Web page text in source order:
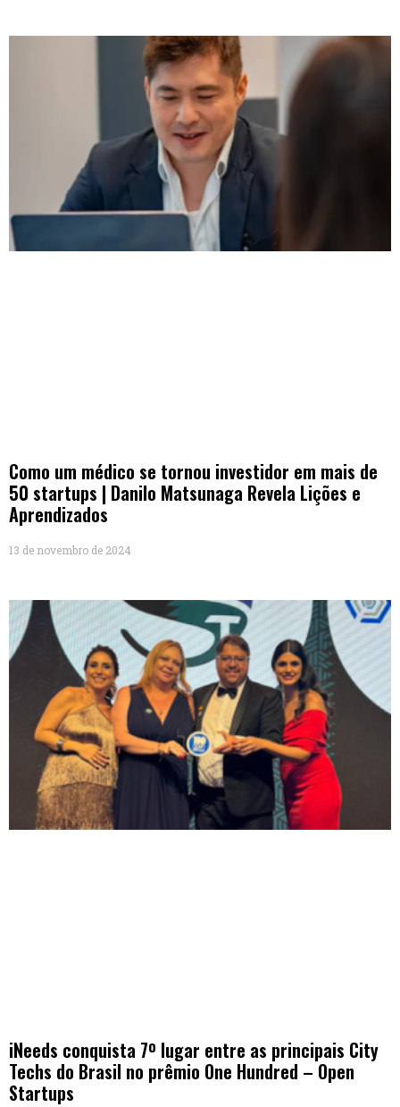
Como um médico se tornou investidor em mais de
50 startups | Danilo Matsunaga Revela Lições e
Aprendizados
13 de novembro de 2024
iNeeds conquista 7º lugar entre as principais City
Techs do Brasil no prêmio One Hundred – Open
Startups